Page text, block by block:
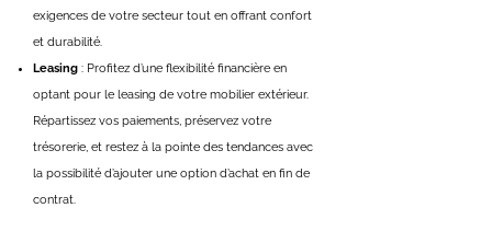
exigences de votre secteur tout en offrant confort
et durabilité.
Leasing : Profitez d’une flexibilité financière en
optant pour le leasing de votre mobilier extérieur.
Répartissez vos paiements, préservez votre
trésorerie, et restez à la pointe des tendances avec
la possibilité d’ajouter une option d’achat en fin de
contrat.